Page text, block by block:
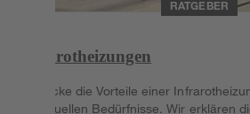
RATGEBER
Infrarotheizungen
Entdecke die Vorteile einer
individuellen Bedürfnisse. Wir erklären